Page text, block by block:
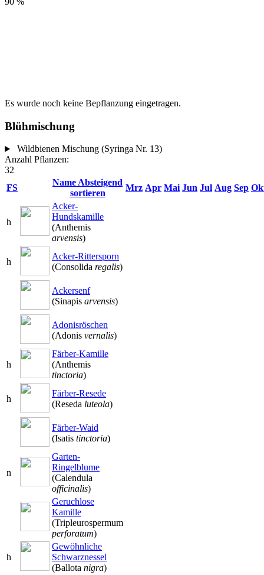
Es wurde noch keine Bepflanzung eingetragen.
Blühmischung
Wildbienen Mischung (Syringa Nr. 13)
Anzahl Pflanzen:
32
FS
Name Absteigend
sortieren
Mrz Apr Mai Jun Jul Aug Sep
h
Acker-
Hundskamille
(Anthemis
arvensis)
h
Acker-Rittersporn
(Consolida regalis)
Ackersenf
(Sinapis arvensis)
Adonisröschen
(Adonis vernalis)
h
Färber-Kamille
(Anthemis
tinctoria)
h
Färber-Resede
(Reseda luteola)
Färber-Waid
(Isatis tinctoria)
n
Garten-
Ringelblume
(Calendula
officinalis)
Geruchlose
Kamille
(Tripleurospermum
perforatum)
h
Gewöhnliche
Schwarznessel
(Ballota nigra)